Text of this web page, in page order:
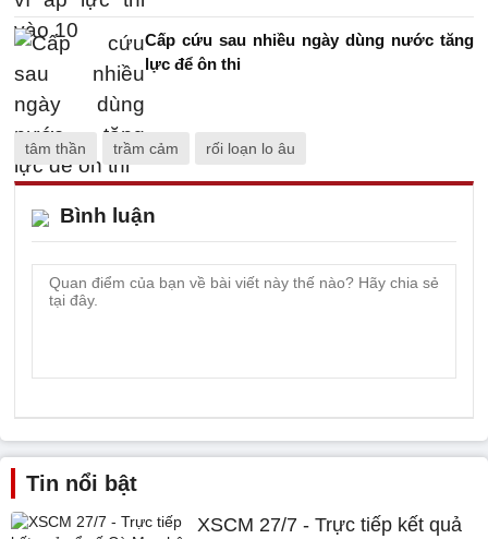
Cấp cứu sau nhiều ngày dùng nước tăng
lực để ôn thi
tâm thần trầm cảm rối loạn lo âu
Bình luận
Tin nổi bật
XSCM 27/7 - Trực tiếp kết quả